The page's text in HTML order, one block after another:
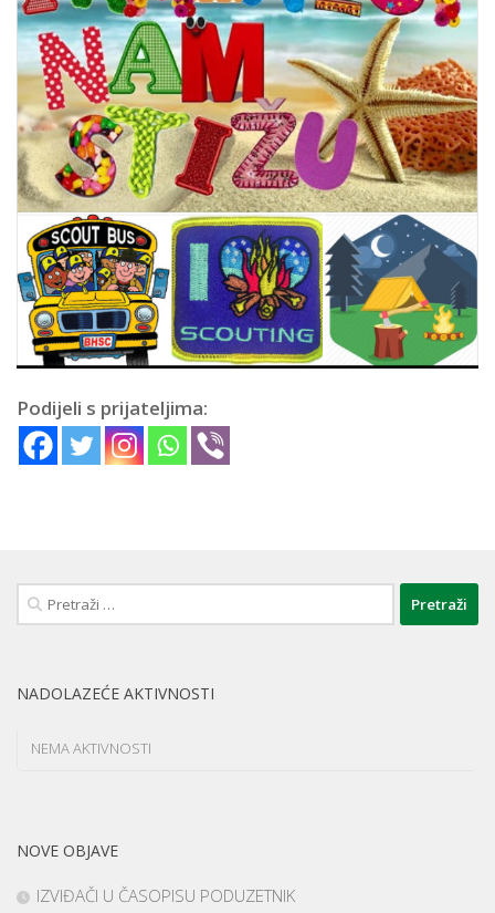
Podijeli s prijateljima:
Pretraži:
NADOLAZEĆE AKTIVNOSTI
NEMA AKTIVNOSTI
NOVE OBJAVE
IZVIĐAČI U ČASOPISU PODUZETNIK